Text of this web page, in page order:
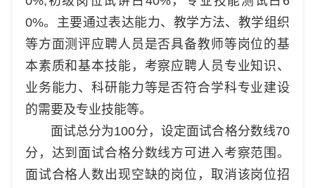
0%。主要通过表达能力、教学方法、教学组织
等方面测评应聘人员是否具备教师等岗位的基
本素质和基本技能，考察应聘人员专业知识、
业务能力、科研能力等是否符合学科专业建设
的需要及专业技能等。
面试总分为100分，设定面试合格分数线70
分，达到面试合格分数线方可进入考察范围。
面试合格人数出现空缺的岗位，取消该岗位招